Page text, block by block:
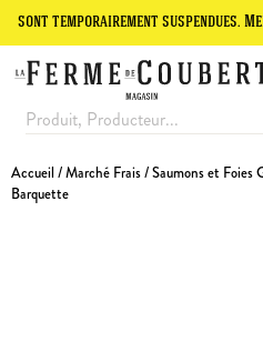
suspendues. Merci de
Accueil /Marché Frais/Saumons et Foies
Barquette